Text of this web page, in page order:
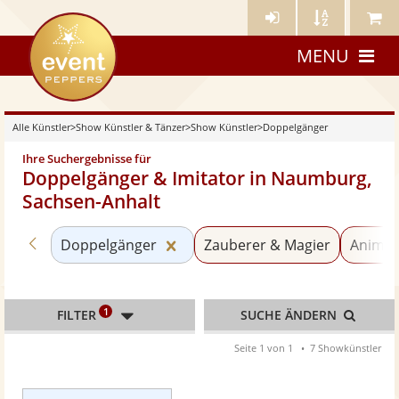
Künstler- Künstler Meine
eventpeppers
MENU
Alle Künstler>Show Künstler & Tänzer>Show Künstler>Doppelgänger
Ihre Suchergebnisse für
Doppelgänger & Imitator in Naumburg,
Sachsen-Anhalt
Zurück zu «Show Künstler»
Doppelgänger Kategorie «Doppelgänger»
Zauberer & Magier
FILTER 1 SUCHE ÄNDERN
Seite 1 von 1 7 Showkünstler